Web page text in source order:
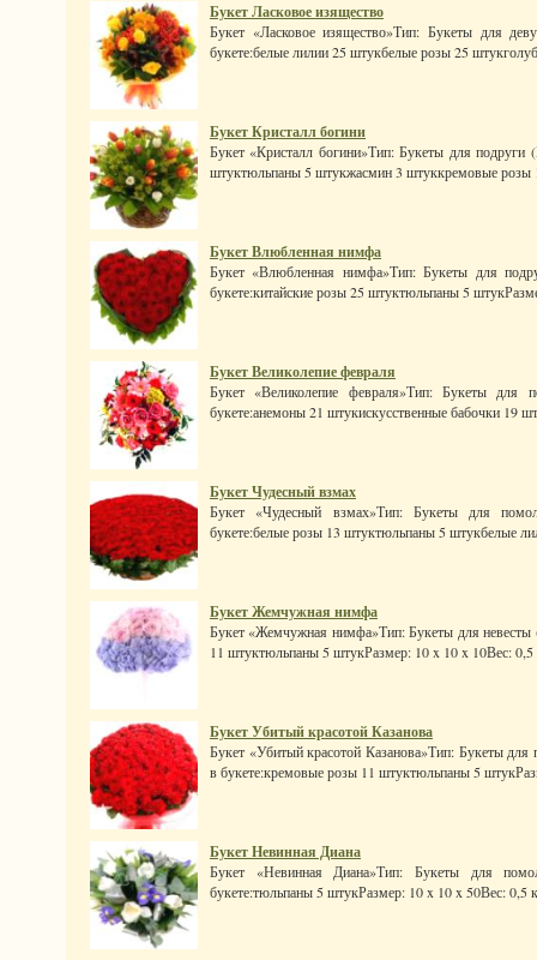
Букет Ласковое изящество
Букет «Ласковое изящество»Тип: Букеты для
букете:белые лилии 25 штукбелые розы 25
Букет Кристалл богини
Букет «Кристалл богини»Тип: Букеты для подруги
штуктюльпаны 5 штукжасмин 3 штуккремовые розы
Букет Влюбленная нимфа
Букет «Влюбленная нимфа»Тип: Букеты для
букете:китайские розы 25 штуктюльпаны 5
Букет Великолепие февраля
Букет «Великолепие февраля»Тип: Букеты для
букете:анемоны 21 штукискусственные бабочки 19
Букет Чудесный взмах
Букет «Чудесный взмах»Тип: Букеты для
букете:белые розы 13 штуктюльпаны 5 штукбелые
Букет Жемчужная нимфа
Букет «Жемчужная нимфа»Тип: Букеты для невесты
11 штуктюльпаны 5 штукРазмер: 10 x 10 x 10Вес:
Букет Убитый красотой Казанова
Букет «Убитый красотой Казанова»Тип: Букеты
в букете:кремовые розы 11 штуктюльпаны 5
Букет Невинная Диана
Букет «Невинная Диана»Тип: Букеты для
букете:тюльпаны 5 штукРазмер: 10 x 10 x 50Вес: 0,5